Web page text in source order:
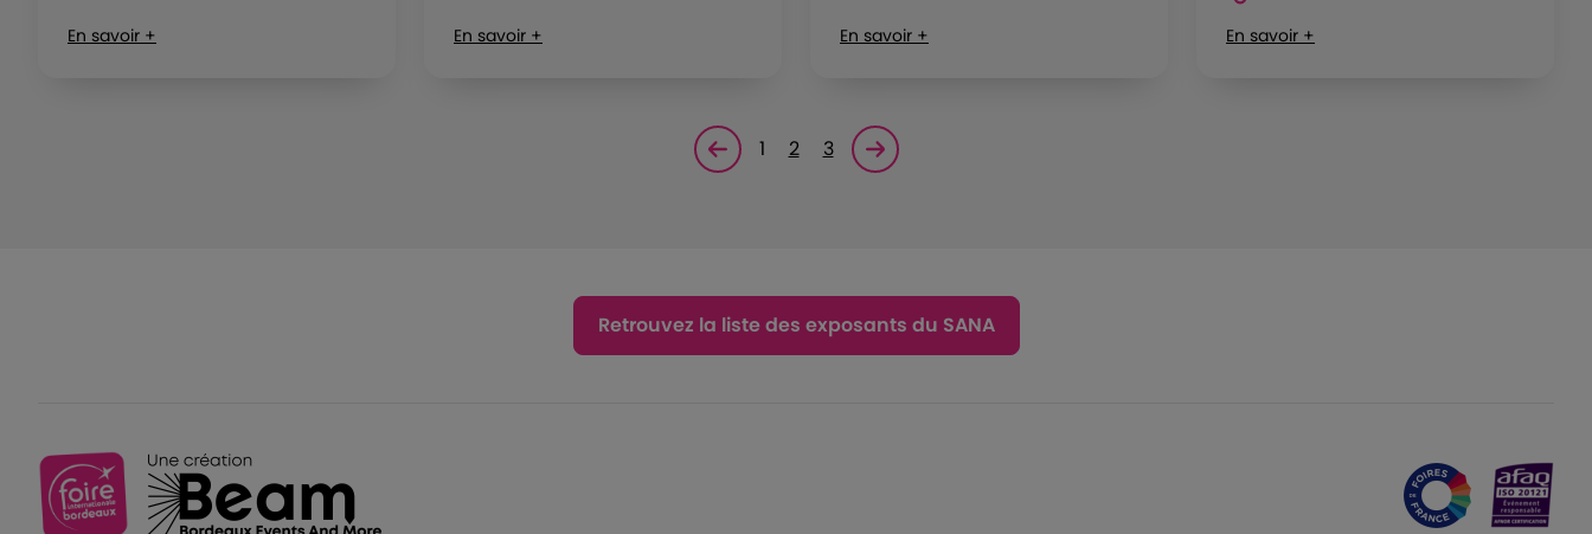
En savoir + En savoir + En savoir + En savoir +
Page précédente
1 2 3 Page suivante<
Retrouvez la liste des exposants du SANA